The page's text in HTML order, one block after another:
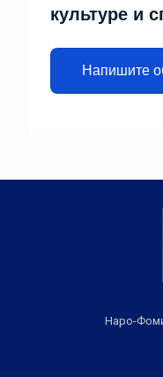
культуре и
Напишите
Наро-